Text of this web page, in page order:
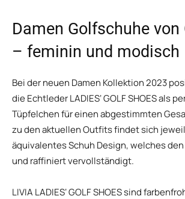
Damen Golfschuhe von
– feminin und modisch
Bei der neuen Damen Kollektion 2023
die Echtleder LADIES‘ GOLF SHOES als
Tüpfelchen für einen abgestimmten
zu den aktuellen Outfits findet sich
äquivalentes Schuh Design, welches
und raffiniert vervollständigt.
LIVIA LADIES‘ GOLF SHOES sind